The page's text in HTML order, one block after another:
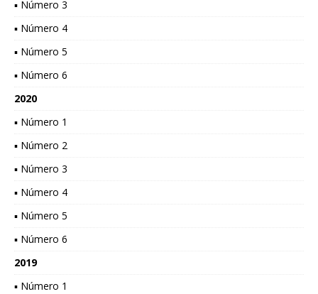
▪ Número 3
▪ Número 4
▪ Número 5
▪ Número 6
2020
▪ Número 1
▪ Número 2
▪ Número 3
▪ Número 4
▪ Número 5
▪ Número 6
2019
▪ Número 1